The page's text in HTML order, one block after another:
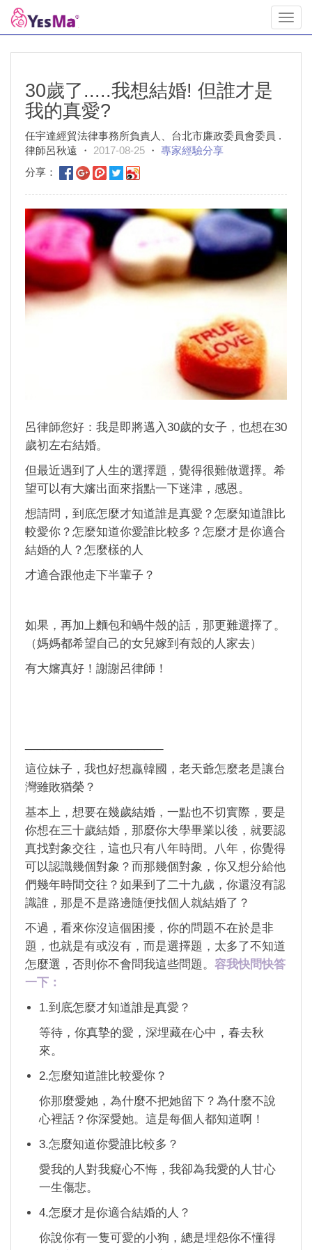
30歲了.....我想結婚! 但誰才是
我的真愛?
任宇達經貿法律事務所負責人、台北市廉政委員會委員 .
律師呂秋遠 ・ 2017-08-25 ・ 專家經驗分享
分享：
呂律師您好：我是即將邁入30歲的女子，也想在30
歲初左右結婚。
但最近遇到了人生的選擇題，覺得很難做選擇。希
望可以有大嬸出面來指點一下迷津，感恩。
想請問，到底怎麼才知道誰是真愛？怎麼知道誰比
較愛你？怎麼知道你愛誰比較多？怎麼才是你適合
結婚的人？怎麼樣的人
才適合跟他走下半輩子？
如果，再加上麵包和蝸牛殼的話，那更難選擇了。
（媽媽都希望自己的女兒嫁到有殼的人家去）
有大嬸真好！謝謝呂律師！
這位妹子，我也好想贏韓國，老天爺怎麼老是讓台
灣雖敗猶榮？
基本上，想要在幾歲結婚，一點也不切實際，要是
你想在三十歲結婚，那麼你大學畢業以後，就要認
真找對象交往，這也只有八年時間。八年，你覺得
可以認識幾個對象？而那幾個對象，你又想分給他
們幾年時間交往？如果到了二十九歲，你還沒有認
識誰，那是不是路邊隨便找個人就結婚了？
不過，看來你沒這個困擾，你的問題不在於是非
題，也就是有或沒有，而是選擇題，太多了不知道
怎麼選，否則你不會問我這些問題。 容我快問快答
一下：
1.到底怎麼才知道誰是真愛？
等待，你真摯的愛，深埋藏在心中，春去秋
來。
2.怎麼知道誰比較愛你？
你那麼愛她，為什麼不把她留下？為什麼不說
心裡話？你深愛她。這是每個人都知道啊！
3.怎麼知道你愛誰比較多？
愛我的人對我癡心不悔，我卻為我愛的人甘心
一生傷悲。
4.怎麼才是你適合結婚的人？
你說你有一隻可愛的小狗，總是埋怨你不懂得